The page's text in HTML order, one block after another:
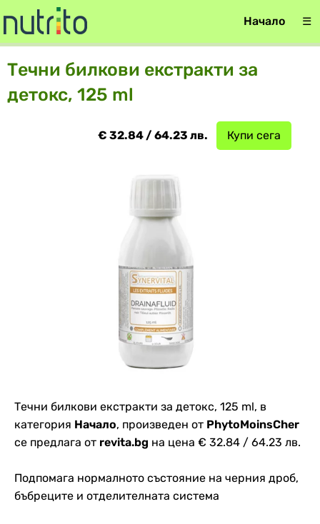
Начало ☰
Течни билкови екстракти за
детокс, 125 ml
Купи сега
€ 32.84 / 64.23 лв.
Течни билкови екстракти за детокс, 125 ml, в
категория Начало, произведен от PhytoMoinsCher
се предлага от revita.bg на цена € 32.84 / 64.23 лв.
Подпомага нормалното състояние на черния дроб,
бъбреците и отделителната система